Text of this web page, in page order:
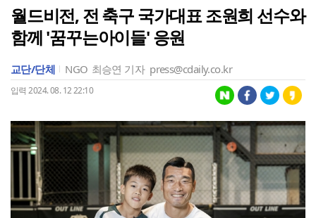
월드비전, 전 축구 국가대표 조원희 선수와
함께 '꿈꾸는아이들' 응원
교단/단체 NGO 최승연 기자 press@cdaily.co.kr
입력 2024. 08. 12 22:10